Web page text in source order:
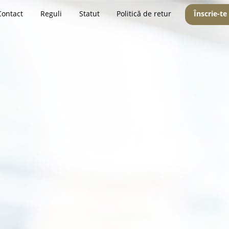
Reguli Statut Politică de retur Înscrie-te